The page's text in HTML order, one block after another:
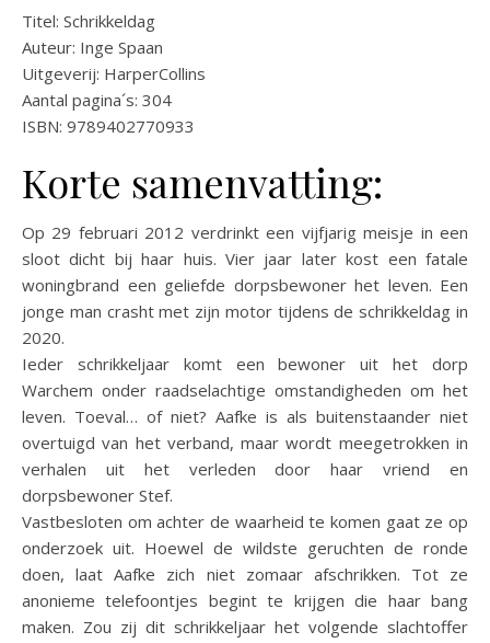
Titel: Schrikkeldag
Auteur: Inge Spaan
Uitgeverij: HarperCollins
Aantal pagina´s: 304
ISBN: 9789402770933
Korte samenvatting:
Op 29 februari 2012 verdrinkt een vijfjarig meisje in een
sloot dicht bij haar huis. Vier jaar later kost een fatale
woningbrand een geliefde dorpsbewoner het leven. Een
jonge man crasht met zijn motor tijdens de schrikkeldag in
2020.
Ieder schrikkeljaar komt een bewoner uit het dorp
Warchem onder raadselachtige omstandigheden om het
leven. Toeval… of niet? Aafke is als buitenstaander niet
overtuigd van het verband, maar wordt meegetrokken in
verhalen uit het verleden door haar vriend en
dorpsbewoner Stef.
Vastbesloten om achter de waarheid te komen gaat ze op
onderzoek uit. Hoewel de wildste geruchten de ronde
doen, laat Aafke zich niet zomaar afschrikken. Tot ze
anonieme telefoontjes begint te krijgen die haar bang
maken. Zou zij dit schrikkeljaar het volgende slachtoffer